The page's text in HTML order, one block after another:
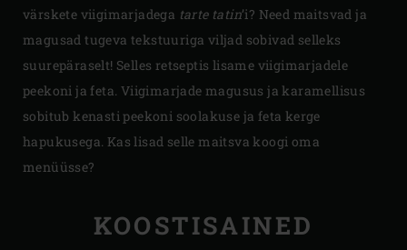
värskete viigimarjadega tarte tatin’i? Need maitsvad ja
magusad tugeva tekstuuriga viljad sobivad selleks
suurepäraselt! Selles retseptis lisame viigimarjadele
peekoni ja feta. Viigimarjade magusus ja karamellisus
sobitub kenasti peekoni soolakuse ja feta kerge
hapukusega. Kas lisad selle maitsva koogi oma
menüüsse?
KOOSTISAINED